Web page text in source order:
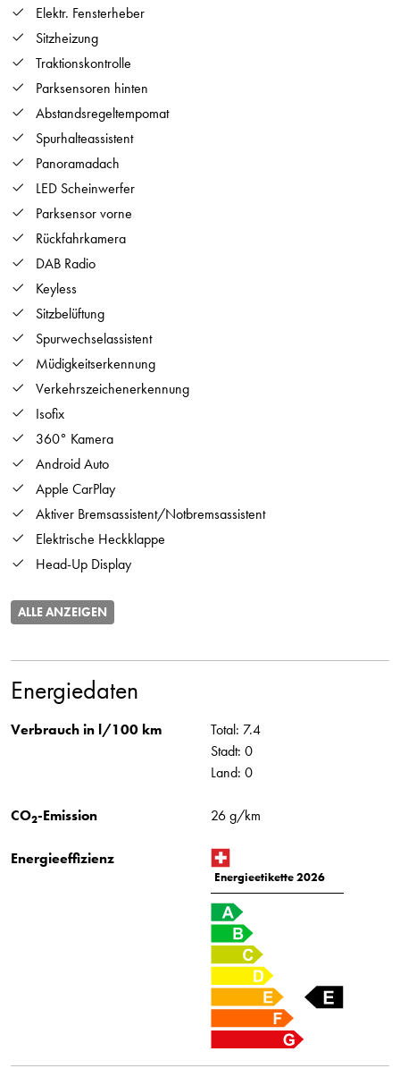
Elektr. Fensterheber
Sitzheizung
Traktionskontrolle
Parksensoren hinten
Abstandsregeltempomat
Spurhalteassistent
Panoramadach
LED Scheinwerfer
Parksensor vorne
Rückfahrkamera
DAB Radio
Keyless
Sitzbelüftung
Spurwechselassistent
Müdigkeitserkennung
Verkehrszeichenerkennung
Isofix
360° Kamera
Android Auto
Apple CarPlay
Aktiver Bremsassistent/Notbremsassistent
Elektrische Heckklappe
Head-Up Display
ALLE ANZEIGEN
Energiedaten
Verbrauch in l/100 km
Total: 7.4
Stadt: 0
Land: 0
CO2-Emission 26 g/km
Energieeffizienz
Energieetikette 2026